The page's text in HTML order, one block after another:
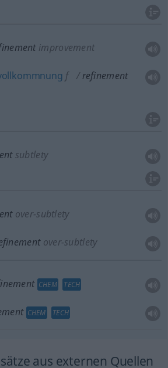
improvement
f
refinement
subtlety
over-subtlety
over-subtlety
CHEM TECH
CHEM TECH
aus externen Quellen